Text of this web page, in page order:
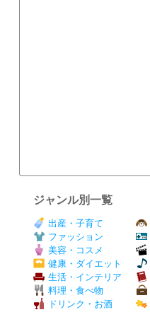
ジャンル別一覧
出産・子育て
ファッション
美容・コスメ
健康・ダイエット
生活・インテリア
料理・食べ物
ドリンク・お酒